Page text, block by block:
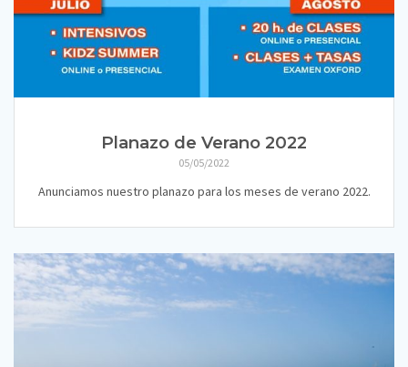
Planazo de Verano 2022
05/05/2022
Anunciamos nuestro planazo para los meses de verano 2022.